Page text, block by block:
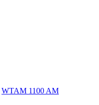
WTAM 1100 AM